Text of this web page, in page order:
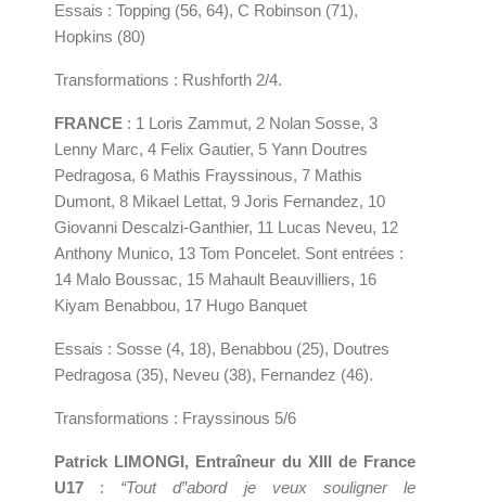
Essais : Topping (56, 64), C Robinson (71),
Hopkins (80)
Transformations : Rushforth 2/4.
FRANCE : 1 Loris Zammut, 2 Nolan Sosse, 3
Lenny Marc, 4 Felix Gautier, 5 Yann Doutres
Pedragosa, 6 Mathis Frayssinous, 7 Mathis
Dumont, 8 Mikael Lettat, 9 Joris Fernandez, 10
Giovanni Descalzi-Ganthier, 11 Lucas Neveu, 12
Anthony Munico, 13 Tom Poncelet. Sont entrées :
14 Malo Boussac, 15 Mahault Beauvilliers, 16
Kiyam Benabbou, 17 Hugo Banquet
Essais : Sosse (4, 18), Benabbou (25), Doutres
Pedragosa (35), Neveu (38), Fernandez (46).
Transformations : Frayssinous 5/6
Patrick LIMONGI, Entraîneur du XIII de France
U17 : “Tout d”abord je veux souligner le